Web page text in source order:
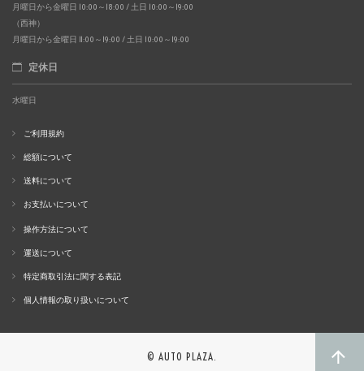
月曜日から金曜日 10:00～18:00 / 土日 10:00～19:00
（西神）
月曜日から金曜日 11:00～19:00 / 土日 10:00～19:00
定休日
水曜日
ご利用規約
総額について
送料について
お支払いについて
操作方法について
運送について
特定商取引法に関する表記
個人情報の取り扱いについて
© AUTO PLAZA.